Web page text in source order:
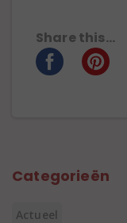
Share this...
Categorieën
Actueel